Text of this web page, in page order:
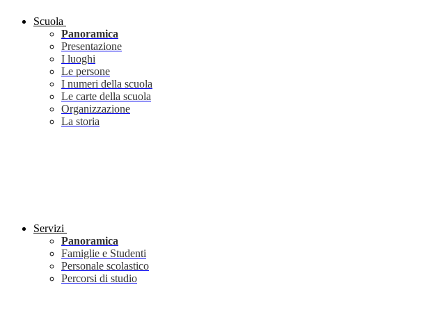
Scuola
Panoramica
Presentazione
I luoghi
Le persone
I numeri della scuola
Le carte della scuola
Organizzazione
La storia
Servizi
Panoramica
Famiglie e Studenti
Personale scolastico
Percorsi di studio